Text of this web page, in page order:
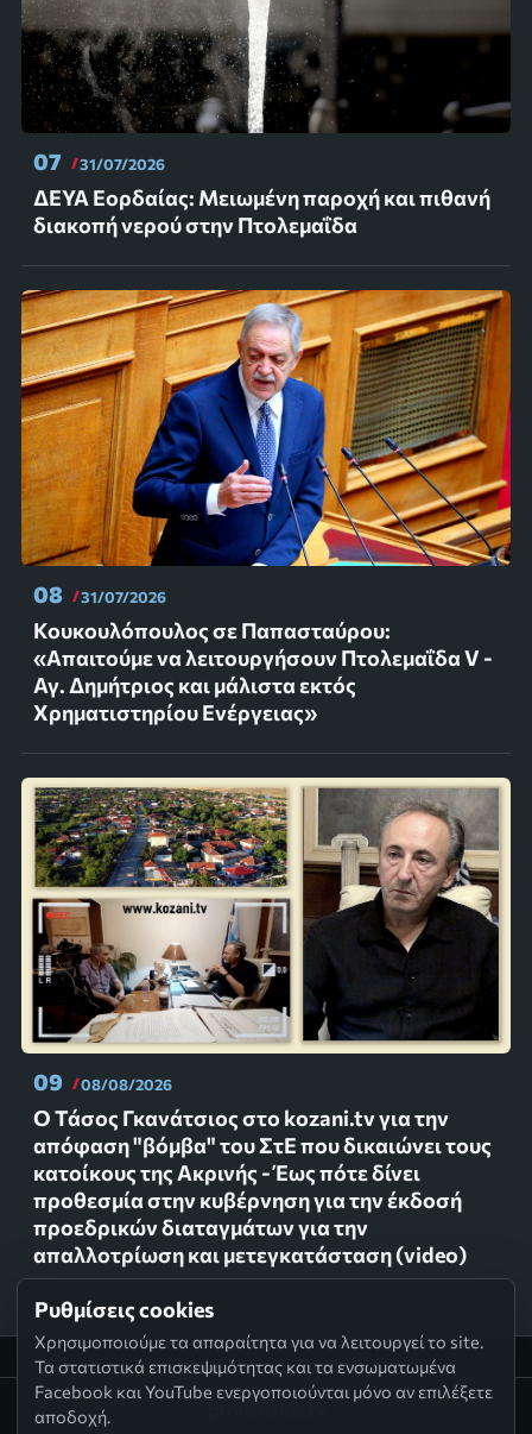
07 31/07/2026
ΔΕΥΑ Εορδαίας: Μειωμένη παροχή και πιθανή
διακοπή νερού στην Πτολεμαΐδα
08 31/07/2026
Κουκουλόπουλος σε Παπασταύρου:
«Απαιτούμε να λειτουργήσουν Πτολεμαΐδα V -
Αγ. Δημήτριος και μάλιστα εκτός
Χρηματιστηρίου Ενέργειας»
09 08/08/2026
Ο Τάσος Γκανάτσιος στο kozani.tv για την
απόφαση "βόμβα" του ΣτΕ που δικαιώνει τους
κατοίκους της Ακρινής - Έως πότε δίνει
προθεσμία στην κυβέρνηση για την έκδοσή
προεδρικών διαταγμάτων για την
απαλλοτρίωση και μετεγκατάσταση (video)
ptolemaida.tv
Ρυθμίσεις cookies
Χρησιμοποιούμε τα απαραίτητα για να λειτουργεί το site.
Τα στατιστικά επισκεψιμότητας και τα ενσωματωμένα
Facebook και YouTube ενεργοποιούνται μόνο αν επιλέξετε
αποδοχή.